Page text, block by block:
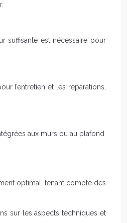
suffisante est nécessaire pour
l’entretien et les réparations,
aux murs ou au plafond.
optimal, tenant compte des
sur les aspects techniques et